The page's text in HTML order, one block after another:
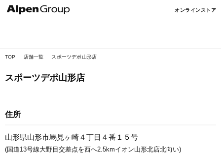
オンラインストア
TOP 店舗一覧 スポーツデポ山形店
スポーツデポ山形店
住所
山形県山形市馬見ヶ崎４丁目４番１５号
(国道13号線大野目交差点を西へ2.5kmイオン山形北店北向い)